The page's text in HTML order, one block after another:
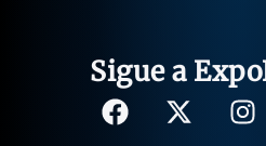
Sigue a